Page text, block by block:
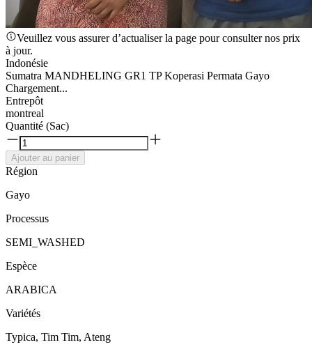
Veuillez vous assurer d’actualiser la page pour consulter nos prix
à jour.
Indonésie
Sumatra MANDHELING GR1 TP Koperasi Permata Gayo
Chargement...
Entrepôt
montreal
Quantité (Sac)
Ajouter au panier
Région
Gayo
Processus
SEMI_WASHED
Espèce
ARABICA
Variétés
Typica, Tim Tim, Ateng